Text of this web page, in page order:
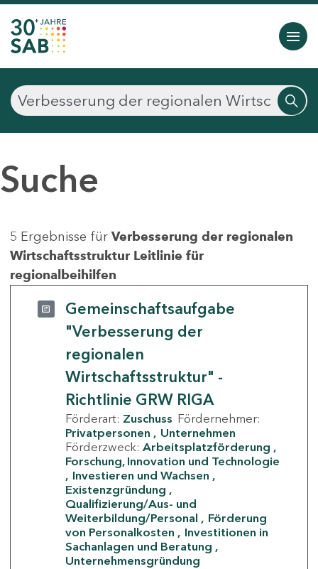
Suche
5 Ergebnisse für Verbesserung der regionalen
Wirtschaftsstruktur Leitlinie für
regionalbeihilfen
Gemeinschaftsaufgabe
"Verbesserung der
regionalen
Wirtschaftsstruktur" -
Richtlinie GRW RIGA
Förderart: Zuschuss Fördernehmer:
Privatpersonen
Unternehmen
Förderzweck: Arbeitsplatzförderung
Forschung, Innovation und Technologie
Investieren und Wachsen
Existenzgründung
Qualifizierung/Aus- und
Weiterbildung/Personal
Förderung
von Personalkosten
Investitionen in
Sachanlagen und Beratung
Unternehmensgründung